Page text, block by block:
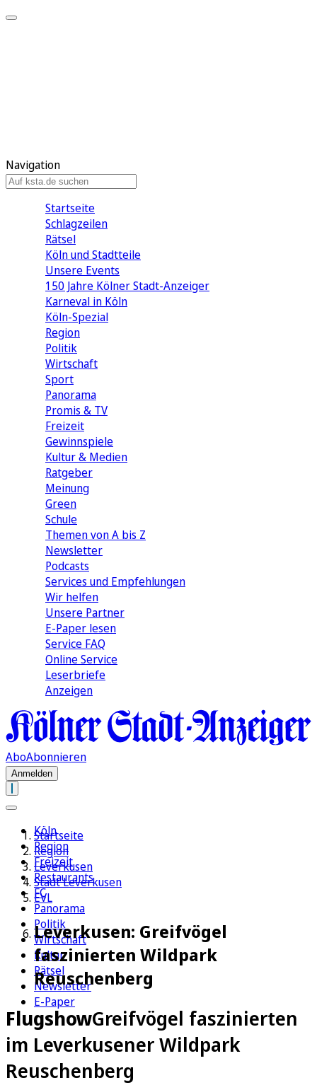
Navigation
Startseite
Schlagzeilen
Rätsel
Köln und Stadtteile
Unsere Events
150 Jahre Kölner Stadt-Anzeiger
Karneval in Köln
Köln-Spezial
Region
Politik
Wirtschaft
Sport
Panorama
Promis & TV
Freizeit
Gewinnspiele
Kultur & Medien
Ratgeber
Meinung
Green
Schule
Themen von A bis Z
Newsletter
Podcasts
Services und Empfehlungen
Wir helfen
Unsere Partner
E-Paper lesen
Service FAQ
Online Service
Leserbriefe
Anzeigen
AboAbonnieren
Anmelden
Köln
Region
Freizeit
Restaurants
FC
Panorama
Politik
Wirtschaft
Kultur
Rätsel
Newsletter
E-Paper
Startseite
Region
Leverkusen
Stadt Leverkusen
EVL
Leverkusen: Greifvögel
faszinierten Wildpark
Reuschenberg
FlugshowGreifvögel faszinierten
im Leverkusener Wildpark
Reuschenberg